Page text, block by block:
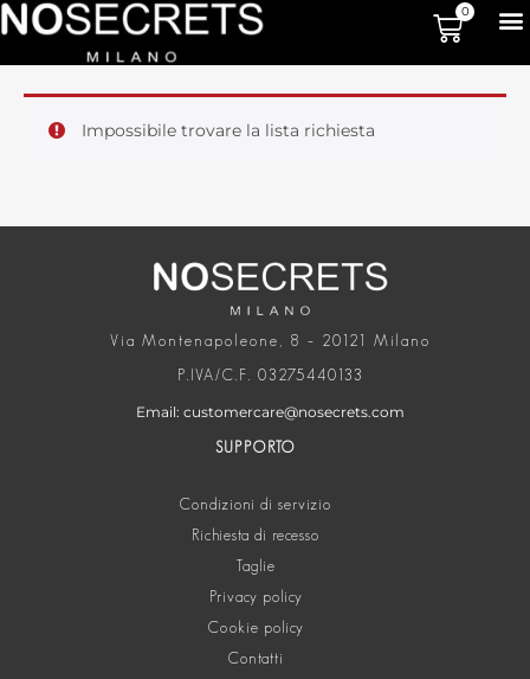
0
Impossibile trovare la lista richiesta
Via Montenapoleone, 8 – 20121 Milano
P.IVA/C.F. 03275440133
Email: customercare@nosecrets.com
SUPPORTO
Condizioni di servizio
Richiesta di recesso
Taglie
Privacy policy
Cookie policy
Contatti